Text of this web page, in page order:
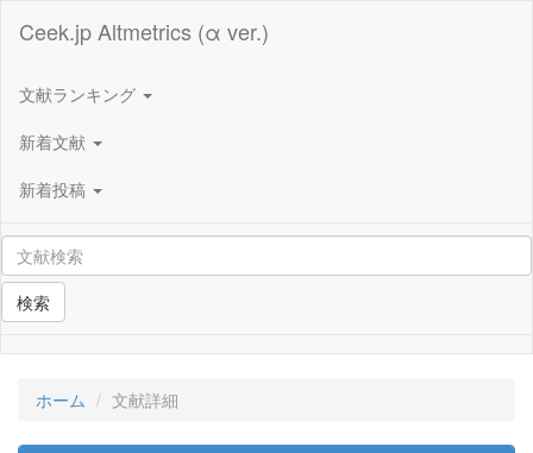
Ceek.jp Altmetrics (α ver.)
文献ランキング
新着文献
新着投稿
検索
ホーム 文献詳細